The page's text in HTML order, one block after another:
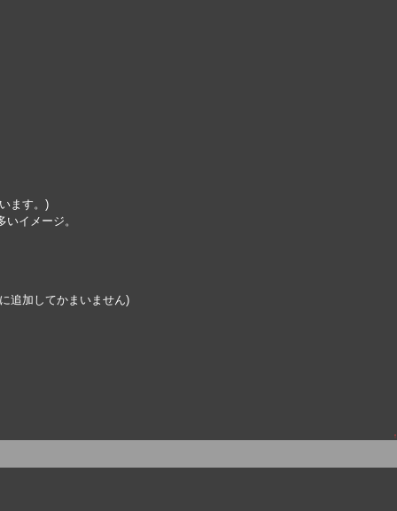
ます。)
イメージ。
追加してかまいません)
↑